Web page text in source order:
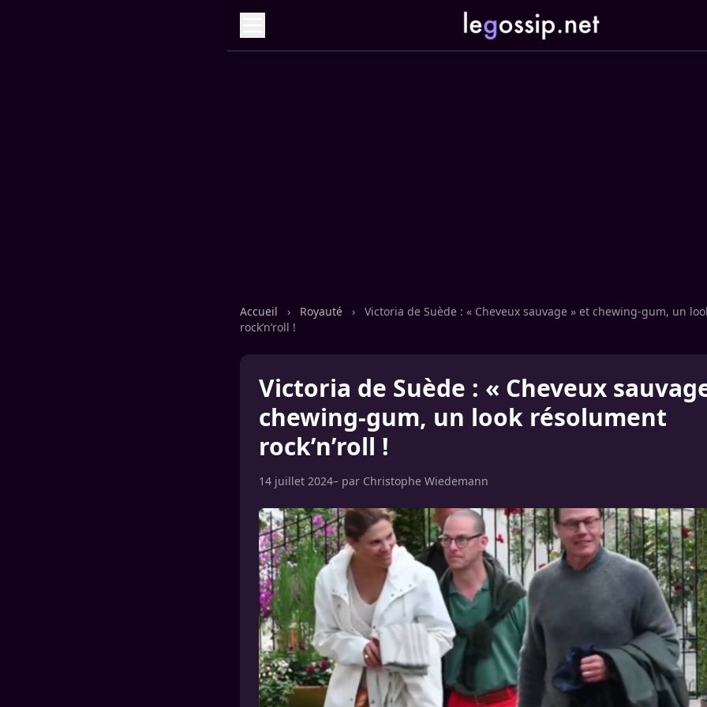
Accueil › Royauté ›
Victoria de Suède : « Cheveux sauvage » et chewing-gum, un
rock’n’roll !
Victoria de Suède : « Cheveux
chewing-gum, un look résolument
rock’n’roll !
14 juillet 2024– par Christophe Wiedemann